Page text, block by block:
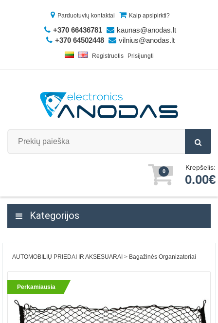
Parduotuvių kontaktai Kaip apsipirkti?
+370 66436781
kaunas@anodas.lt
+370 64502448
vilnius@anodas.lt
Registruotis Prisijungti
0 Krepšelis:
0.00€
Kategorijos
AUTOMOBILIŲ PRIEDAI IR AKSESUARAI Bagažinės Organizatoriai
Perkamiausia